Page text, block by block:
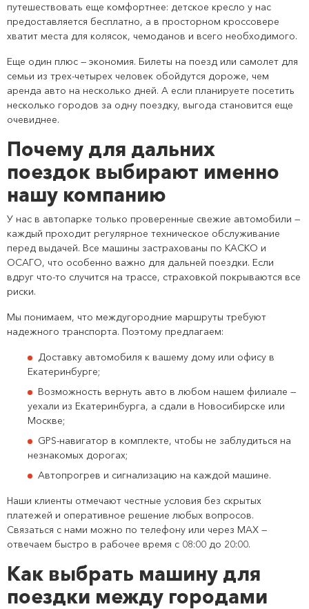
путешествовать еще комфортнее: детское кресло у нас
предоставляется бесплатно, а в просторном кроссовере
хватит места для колясок, чемоданов и всего необходимого.
Еще один плюс — экономия. Билеты на поезд или самолет для
семьи из трех-четырех человек обойдутся дороже, чем
аренда авто на несколько дней. А если планируете посетить
несколько городов за одну поездку, выгода становится еще
очевиднее.
Почему для дальних
поездок выбирают именно
нашу компанию
У нас в автопарке только проверенные свежие автомобили —
каждый проходит регулярное техническое обслуживание
перед выдачей. Все машины застрахованы по КАСКО и
ОСАГО, что особенно важно для дальней поездки. Если
вдруг что-то случится на трассе, страховкой покрываются все
риски.
Мы понимаем, что междугородние маршруты требуют
надежного транспорта. Поэтому предлагаем:
Доставку автомобиля к вашему дому или офису в
Екатеринбурге;
Возможность вернуть авто в любом нашем филиале —
уехали из Екатеринбурга, а сдали в Новосибирске или
Москве;
GPS-навигатор в комплекте, чтобы не заблудиться на
незнакомых дорогах;
Автопрогрев и сигнализацию на каждой машине.
Наши клиенты отмечают честные условия без скрытых
платежей и оперативное решение любых вопросов.
Связаться с нами можно по телефону или через MAX —
отвечаем быстро в рабочее время с 08:00 до 20:00.
Как выбрать машину для
поездки между городами